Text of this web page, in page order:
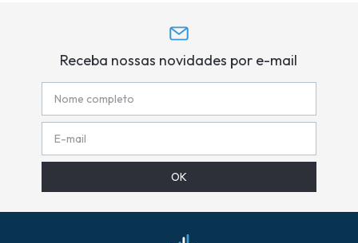
Receba nossas novidades por e-mail